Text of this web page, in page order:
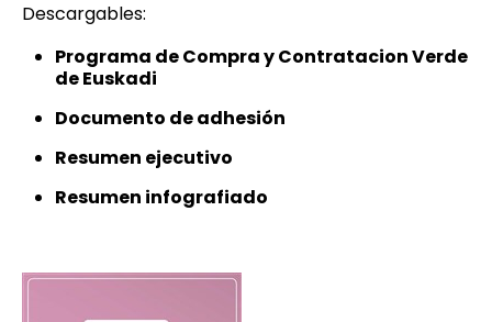
Descargables:
Programa de Compra y Contratacion Verde
de Euskadi
Documento de adhesión
Resumen ejecutivo
Resumen infografiado